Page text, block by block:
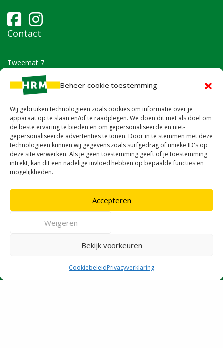
Beheer cookie toestemming
Wij gebruiken technologieën zoals cookies om informatie over je
apparaat op te slaan en/of te raadplegen. We doen dit met als doel om
de beste ervaring te bieden en om gepersonaliseerde en niet-
gepersonaliseerde advertenties te tonen. Door in te stemmen met deze
technologieën kunnen wij gegevens zoals surfgedrag of unieke ID's op
deze site verwerken. Als je geen toestemming geeft of je toestemming
intrekt, kan dit een nadelige invloed hebben op bepaalde functies en
mogelijkheden.
Accepteren
Weigeren
Bekijk voorkeuren
CookiebeleidPrivacyverklaring
Contact
Tweemat 7
9861 TB Grootegast
IBAN: NL30RABO0385705271
Stuur ons eenmail
Openingstijden HRM Nederland
maandag
07:00–18:00
dinsdag
07:00–18:00
woensdag 07:00–18:00
vrijdag
Gesloten
Voor de milieustraat gelden afwijkendeopeningstijden
bellen bestellen ruilen